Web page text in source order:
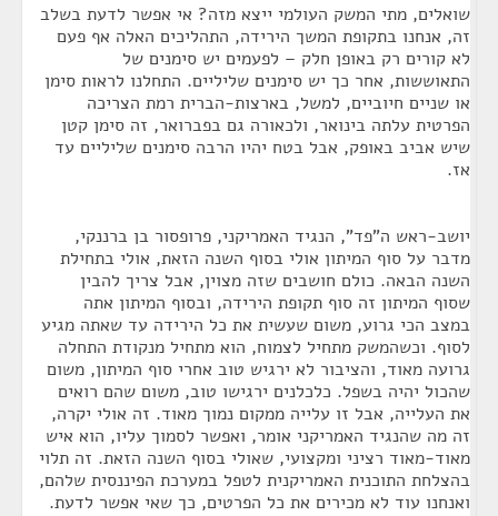
שואלים, מתי המשק העולמי ייצא מזה? אי אפשר לדעת בשלב
זה, אנחנו בתקופת המשך הירידה, התהליכים האלה אף פעם
לא קורים רק באופן חלק – לפעמים יש סימנים של
התאוששות, אחר כך יש סימנים שליליים. התחלנו לראות סימן
או שניים חיוביים, למשל, בארצות-הברית רמת הצריכה
הפרטית עלתה בינואר, ולכאורה גם בפברואר, זה סימן קטן
שיש אביב באופק, אבל בטח יהיו הרבה סימנים שליליים עד
אז.
יושב-ראש ה"פד", הנגיד האמריקני, פרופסור בן ברננקי,
מדבר על סוף המיתון אולי בסוף השנה הזאת, אולי בתחילת
השנה הבאה. כולם חושבים שזה מצוין, אבל צריך להבין
שסוף המיתון זה סוף תקופת הירידה, ובסוף המיתון אתה
במצב הכי גרוע, משום שעשית את כל הירידה עד שאתה מגיע
לסוף. וכשהמשק מתחיל לצמוח, הוא מתחיל מנקודת התחלה
גרועה מאוד, והציבור לא ירגיש טוב אחרי סוף המיתון, משום
שהכול יהיה בשפל. כלכלנים ירגישו טוב, משום שהם רואים
את העלייה, אבל זו עלייה ממקום נמוך מאוד. זה אולי יקרה,
זה מה שהנגיד האמריקני אומר, ואפשר לסמוך עליו, הוא איש
מאוד-מאוד רציני ומקצועי, שאולי בסוף השנה הזאת. זה תלוי
בהצלחת התוכנית האמריקנית לטפל במערכת הפיננסית שלהם,
ואנחנו עוד לא מכירים את כל הפרטים, כך שאי אפשר לדעת.